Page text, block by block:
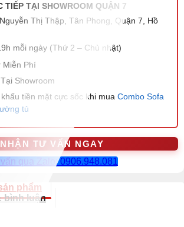
TIẾP TẠI SHOWROOM QUẬN 7
Thị Thập, Tân Phong, Quận 7, Hồ
mỗi ngày (Thứ 2 – Chủ nhật)
Miễn Phí
Showroom
tiền mặt cực sốc khi mua Combo Sofa
tủ
NHẬN TƯ VẤN NGAY
qua Zalo: 0906.948.081
phẩm
bình luận